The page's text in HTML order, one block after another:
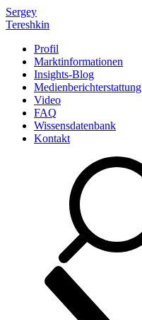
Sergey
Tereshkin
Profil
Marktinformationen
Insights-Blog
Medienberichterstattung
Video
FAQ
Wissensdatenbank
Kontakt